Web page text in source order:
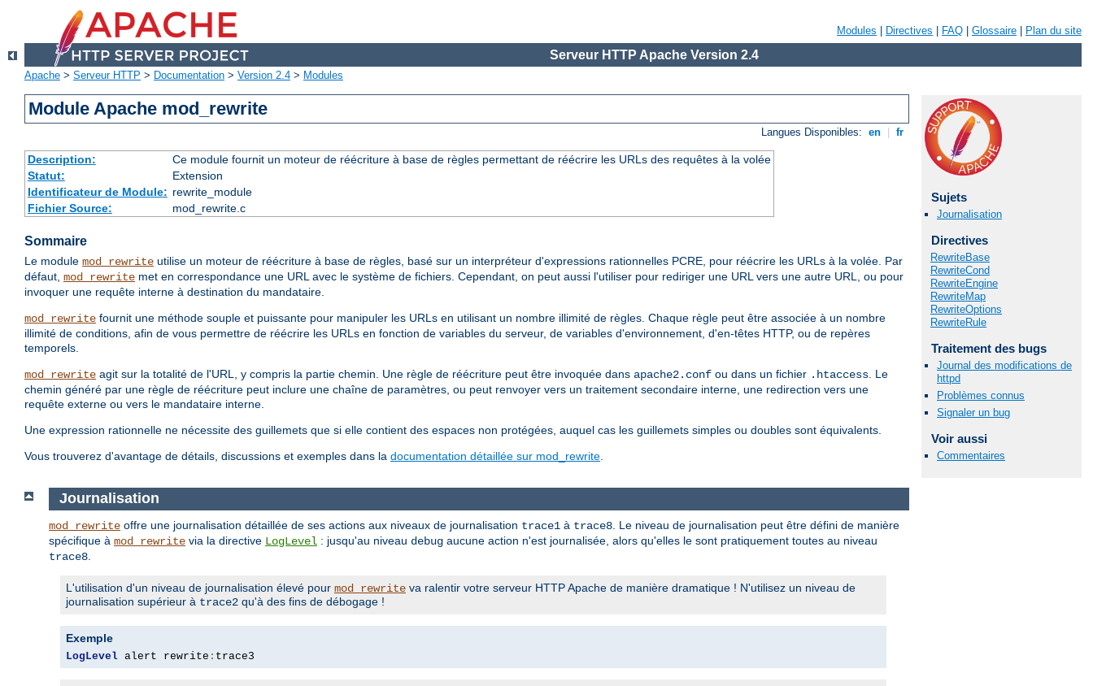
Modules Directives FAQ Glossaire Plan du site
Serveur HTTP Apache Version 2.4
Apache > Serveur HTTP > Documentation > Version 2.4 > Modules
Module Apache mod_rewrite
Langues Disponibles: en fr
Description:
Ce module fournit un moteur de réécriture à base de règles permettant de réécrire les URLs des requêtes à la volée
Statut:
Extension
Identificateur de Module: rewrite_module
Fichier Source:
mod_rewrite.c
Sommaire
Le module mod_rewrite utilise un moteur de réécriture à base de règles, basé sur un interpréteur d'expressions rationnelles PCRE, pour réécrire les URLs à la volée. Par
défaut, mod_rewrite met en correspondance une URL avec le système de fichiers. Cependant, on peut aussi l'utiliser pour rediriger une URL vers une autre URL, ou pour
invoquer une requête interne à destination du mandataire.
mod_rewrite fournit une méthode souple et puissante pour manipuler les URLs en utilisant un nombre illimité de règles. Chaque règle peut être associée à un nombre
illimité de conditions, afin de vous permettre de réécrire les URLs en fonction de variables du serveur, de variables d'environnement, d'en-têtes HTTP, ou de repères
temporels.
mod_rewrite agit sur la totalité de l'URL, y compris la partie chemin. Une règle de réécriture peut être invoquée dans apache2.conf ou dans un fichier .htaccess. Le
chemin généré par une règle de réécriture peut inclure une chaîne de paramètres, ou peut renvoyer vers un traitement secondaire interne, une redirection vers une
requête externe ou vers le mandataire interne.
Une expression rationnelle ne nécessite des guillemets que si elle contient des espaces non protégées, auquel cas les guillemets simples ou doubles sont équivalents.
Vous trouverez d'avantage de détails, discussions et exemples dans la documentation détaillée sur mod_rewrite.
Sujets
Journalisation
Directives
RewriteBase
RewriteCond
RewriteEngine
RewriteMap
RewriteOptions
RewriteRule
Traitement des bugs
Journal des modifications de
httpd
Problèmes connus
Signaler un bug
Voir aussi
Commentaires
Journalisation
mod_rewrite offre une journalisation détaillée de ses actions aux niveaux de journalisation trace1 à trace8 . Le niveau de journalisation peut être défini de manière
spécifique à mod_rewrite via la directive LogLevel : jusqu'au niveau debug aucune action n'est journalisée, alors qu'elles le sont pratiquement toutes au niveau
trace8
L'utilisation d'un niveau de journalisation élevé pour mod_rewrite va ralentir votre serveur HTTP Apache de manière dramatique ! N'utilisez un niveau de
journalisation supérieur à trace2 qu'à des fins de débogage !
Exemple
LogLevel alert rewrite : trace3